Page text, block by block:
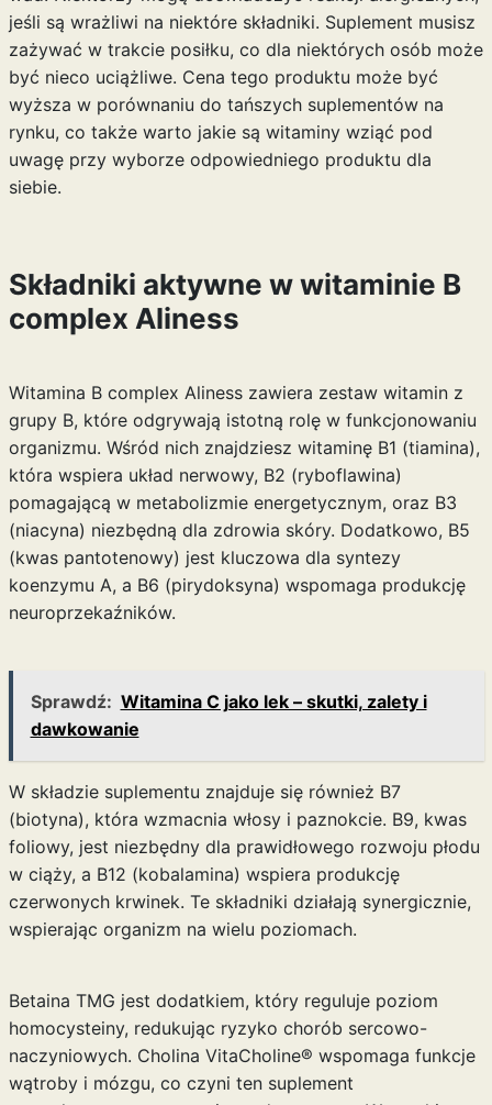
jeśli są wrażliwi na niektóre składniki. Suplement musisz
zażywać w trakcie posiłku, co dla niektórych osób może
być nieco uciążliwe. Cena tego produktu może być
wyższa w porównaniu do tańszych suplementów na
rynku, co także warto jakie są witaminywziąć pod
uwagę przy wyborze odpowiedniego produktu dla
siebie.
Składniki aktywne w witaminie B
complex Aliness
Witamina B complex Aliness zawiera zestaw witamin z
grupy B, które odgrywają istotną rolę w funkcjonowaniu
organizmu. Wśród nich znajdziesz witaminę B1 (tiamina),
która wspiera układ nerwowy, B2 (ryboflawina)
pomagającą w metabolizmie energetycznym, oraz B3
(niacyna) niezbędną dla zdrowia skóry. Dodatkowo, B5
(kwas pantotenowy) jest kluczowa dla syntezy
koenzymu A, a B6 (pirydoksyna) wspomaga produkcję
neuroprzekaźników.
Sprawdź: Witamina C jako lek – skutki, zalety i
dawkowanie
W składzie suplementu znajduje się również B7
(biotyna), która wzmacnia włosy i paznokcie. B9, kwas
foliowy, jest niezbędny dla prawidłowego rozwoju płodu
w ciąży, a B12 (kobalamina) wspiera produkcję
czerwonych krwinek. Te składniki działają synergicznie,
wspierając organizm na wielu poziomach.
Betaina TMG jest dodatkiem, który reguluje poziom
homocysteiny, redukując ryzyko chorób sercowo-
naczyniowych. Cholina VitaCholine® wspomaga funkcje
wątroby i mózgu, co czyni ten suplement